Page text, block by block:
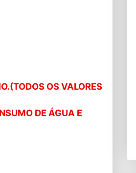
OS VALORES
DE ÁGUA E